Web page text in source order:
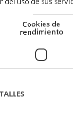
Una de las
Ribera del
paso de la
El
baja de un...
Cookies de
rendimiento